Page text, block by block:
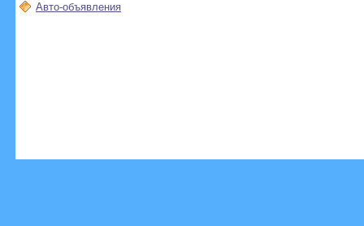
Авто-объявления